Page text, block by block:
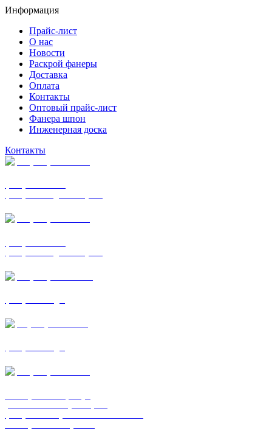
Информация
Прайс-лист
О нас
Новости
Раскрой фанеры
Доставка
Оплата
Контакты
Оптовый прайс-лист
Фанера шпон
Инженерная доска
Контакты